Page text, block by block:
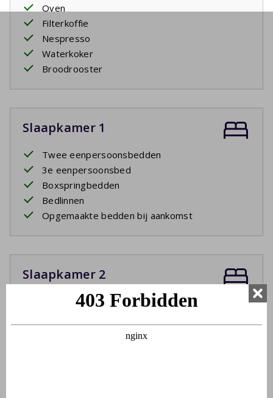
Oven
Filterkoffie
Nespresso
Waterkoker
Broodrooster
Slaapkamer 1
Twee eenpersoonsbedden
3e eenpersoonsbed
Boxspringbedden
Bedlinnen
Opgemaakte bedden bij aankomst
Slaapkamer 2
Twee eenpersoonsbedden